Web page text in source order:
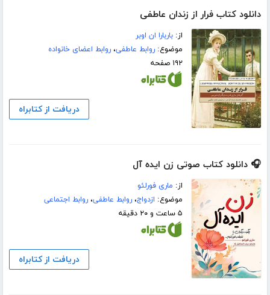
دانلود کتاب فرار از زندان عاطفی
از:باربارا ان اوبر
موضوع:روابط عاطفی،روابط اعضای خانواده
۱۹۲ صفحه
دریافت از کتابراه
🎧 دانلود کتاب صوتی زن ایده آل
از: ماری فورلئو
موضوع: ازدواج،روابط عاطفی،روابط اجتماعی
۵ ساعت و ۲۰ دقیقه
دریافت از کتابراه